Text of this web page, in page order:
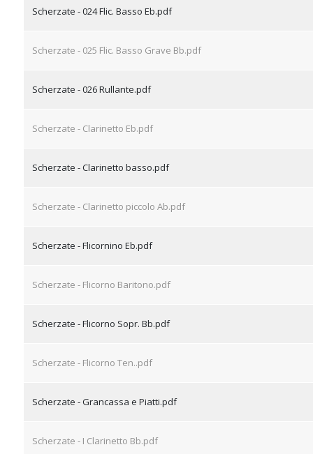
Scherzate - 024 Flic. Basso Eb.pdf
Scherzate - 025 Flic. Basso Grave Bb.pdf
Scherzate - 026 Rullante.pdf
Scherzate - Clarinetto Eb.pdf
Scherzate - Clarinetto basso.pdf
Scherzate - Clarinetto piccolo Ab.pdf
Scherzate - Flicornino Eb.pdf
Scherzate - Flicorno Baritono.pdf
Scherzate - Flicorno Sopr. Bb.pdf
Scherzate - Flicorno Ten..pdf
Scherzate - Grancassa e Piatti.pdf
Scherzate - I Clarinetto Bb.pdf